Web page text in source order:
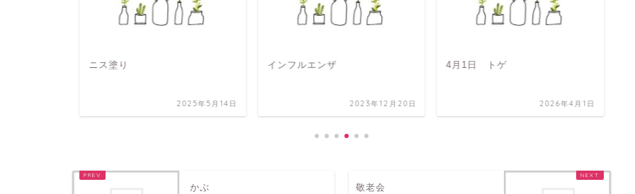
インフルエンザ
2023年12月20日
4月1日 トゲ
2026年4月1日
フルーツ
2023年11月8日
かぶ 敬老会